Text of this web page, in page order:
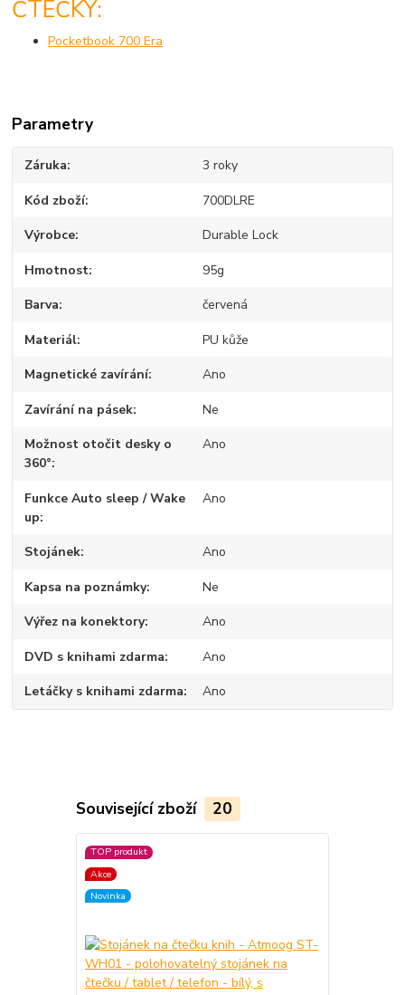
ČTEČKY:
Pocketbook 700 Era
Parametry
Záruka 3 roky
Kód zboží 700DLRE
Výrobce Durable Lock
Hmotnost 95g
Barva červená
Materiál PU kůže
Magnetické zavírání Ano
Zavírání na pásek Ne
Možnost otočit desky o
360°
Ano
Funkce Auto sleep / Wake
up
Ano
Stojánek Ano
Kapsa na poznámky Ne
Výřez na konektory Ano
DVD s knihami zdarma Ano
Letáčky s knihami zdarma Ano
Související zboží 20
TOP produkt
Akce
Novinka